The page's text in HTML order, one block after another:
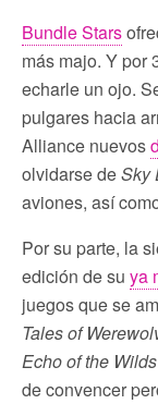
Bundle Stars
más majo. Y por
echarle un ojo.
pulgares hacia
Alliance nuevos
olvidarse deSky
aviones, así
Por su parte, la
edición de su ya
juegos que se
Tales of
Echo of the Wilds
de convencer